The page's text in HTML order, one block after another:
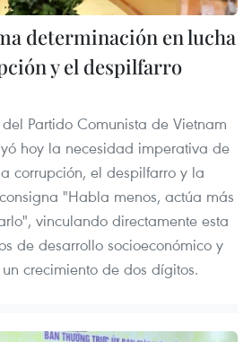
determinación en lucha
y el despilfarro
Partido Comunista de Vietnam
hoy la necesidad imperativa de
corrupción, el despilfarro y la
"Habla menos, actúa más
vinculando directamente esta
de desarrollo socioeconómico y
crecimiento de dos dígitos.